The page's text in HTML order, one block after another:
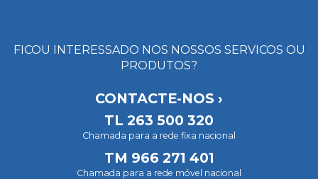
FICOU INTERESSADO NOS NOSSOS SERVICOS OU
PRODUTOS?
CONTACTE-NOS ›
TL 263 500 320
Chamada para a rede fixa nacional
TM 966 271 401
Chamada para a rede móvel nacional